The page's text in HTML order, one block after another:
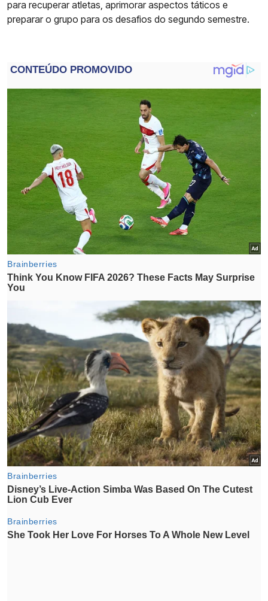
para recuperar atletas, aprimorar aspectos táticos e
preparar o grupo para os desafios do segundo semestre.